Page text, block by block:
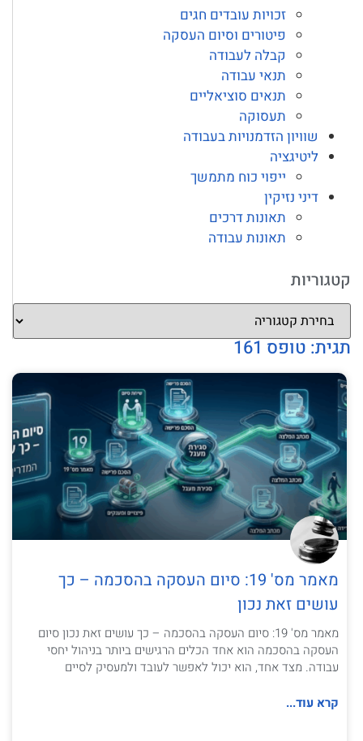
זכויות עובדים חגים
פיטורים וסיום העסקה
קבלה לעבודה
תנאי עבודה
תנאים סוציאליים
תעסוקה
שוויון הזדמנויות בעבודה
ליטיגציה
ייפוי כוח מתמשך
דיני נזיקין
תאונות דרכים
תאונות עבודה
קטגוריות
תגית: טופס 161
מאמר מס' 19: סיום העסקה בהסכמה – כך
עושים זאת נכון
מאמר מס' 19: סיום העסקה בהסכמה – כך עושים זאת נכון סיום
העסקה בהסכמה הוא אחד הכלים הרגישים ביותר בניהול יחסי
עבודה. מצד אחד, הוא יכול לאפשר לעובד ולמעסיק לסיים
קרא עוד...